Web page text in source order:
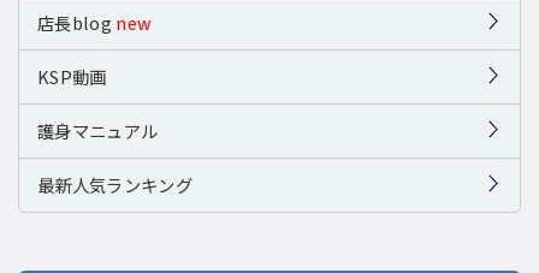
店長blog new
KSP動画
護身マニュアル
最新人気ランキング